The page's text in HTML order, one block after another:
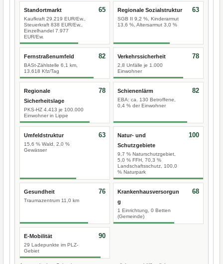
Standortmarkt
Kaufkraft 29.219 EUR/Ew.,
Steuerkraft 838 EUR/Ew.,
Einzelhandel 7.977
EUR/Ew.
65 Regionale Sozialstruktur
SGB II 9,2 %, Kinderarmut
13,6 %, Altersarmut 3,0 %
63
Fernstraßenumfeld
BASt-Zählstelle 6,1 km,
13.618 Kfz/Tag
82 Verkehrssicherheit
2,8 Unfälle je 1.000
Einwohner
78
Regionale
Sicherheitslage
PKS-HZ 4.413 je 100.000
Einwohner in Lippe
78 Schienenlärm
EBA: ca. 130 Betroffene,
0,4 % der Einwohner
82
Umfeldstruktur
15,6 % Wald, 2,0 %
Gewässer
63
Natur- und
Schutzgebiete
9,7 % Naturschutzgebiet,
5,0 % FFH, 70,3 %
Landschaftsschutz, 100,0
% Naturpark
100
Gesundheit
Traumazentrum 11,0 km
76
Krankenhausversorgun
g
1 Einrichtung, 0 Betten
(Gemeinde)
68
E-Mobilität
29 Ladepunkte im PLZ-
Gebiet
90